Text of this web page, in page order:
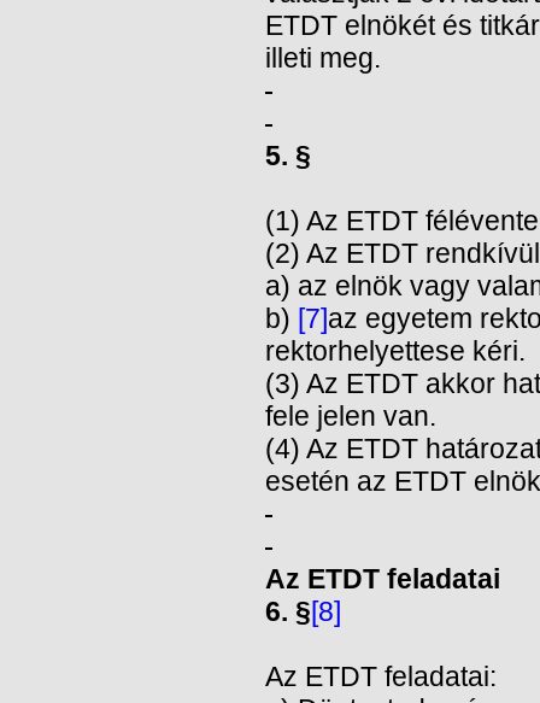
ETDT elnökét és
illeti meg.
5. §
(1) Az ETDT
(2) Az ETDT
a) az elnök vagy
b) [7]az egyetem
rektorhelyettese kéri.
(3) Az ETDT akkor
fele jelen van.
(4) Az ETDT
esetén az ETDT
Az ETDT feladatai
6. §[8]
Az ETDT feladatai: